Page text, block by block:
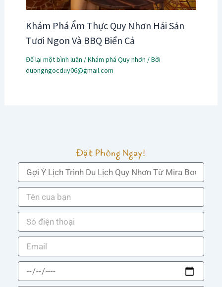
Khám Phá Ẩm Thực Quy Nhơn Hải Sản
Tươi Ngon Và BBQ Biển Cả
Để lại một bình luận /Khám phá Quy nhơn / Bởi
duongngocduy06@gmail.com
Đặt Phòng Ngay!